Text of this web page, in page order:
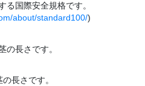
る国際安全規格です。
about/standard100/)
の長さです。
長さです。